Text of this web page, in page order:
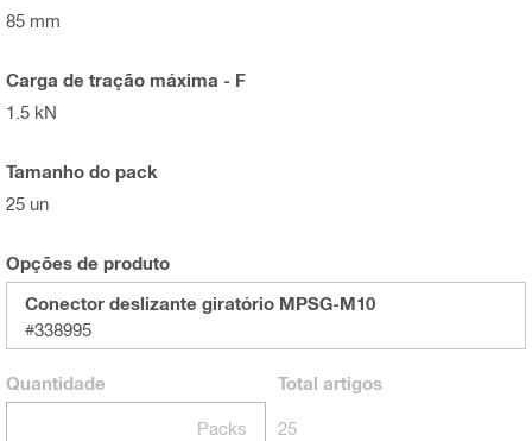
85 mm
Carga de tração máxima - F
1.5 kN
Tamanho do pack
25 un
Opções de produto
Conector deslizante giratório MPSG-M10
#338995
Quantidade
Packs
Total artigos
25